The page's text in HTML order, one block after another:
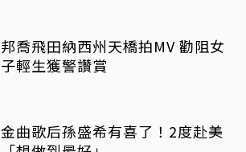
邦喬飛田納西州天橋拍MV 勸阻女
子輕生獲警讚賞
金曲歌后孫盛希有喜了！2度赴美